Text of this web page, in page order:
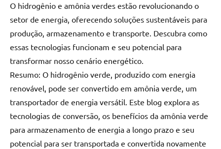
O hidrogênio e amônia verdes estão revolucionando o
setor de energia, oferecendo soluções sustentáveis para
produção, armazenamento e transporte. Descubra como
essas tecnologias funcionam e seu potencial para
transformar nosso cenário energético.
Resumo: O hidrogênio verde, produzido com energia
renovável, pode ser convertido em amônia verde, um
transportador de energia versátil. Este blog explora as
tecnologias de conversão, os benefícios da amônia verde
para armazenamento de energia a longo prazo e seu
potencial para ser transportada e convertida novamente